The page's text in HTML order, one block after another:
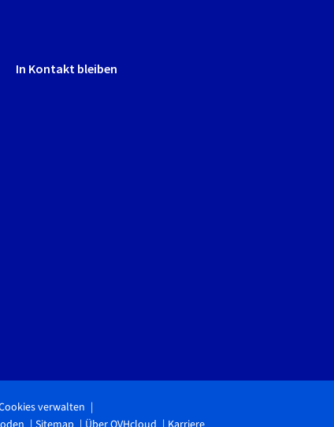
In Kontakt bleiben
verwalten